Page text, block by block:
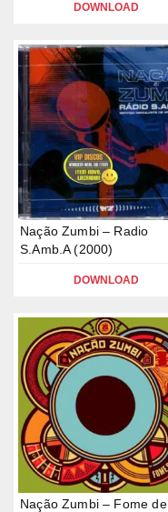
DOWNLOAD
Nação Zumbi – Radio
S.Amb.A (2000)
DOWNLOAD
Nação Zumbi – Fome de